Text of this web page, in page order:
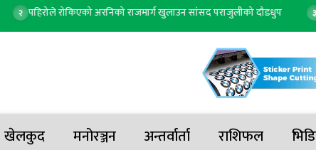
पहिरोले रोकिएको अरनिको राजमार्ग खुलाउन सांसद पराजुलीको दौडधुप ३ माया
खेलकुद मनोरञ्जन अन्तर्वार्ता राशिफल